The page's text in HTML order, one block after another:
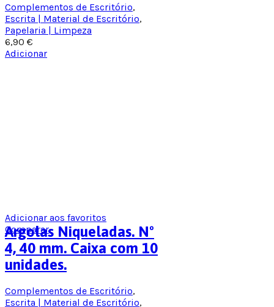
Complementos de Escritório,
Escrita | Material de Escritório,
Papelaria | Limpeza
6,90 €
Adicionar
Adicionar aos favoritos
Comparar
Argolas Niqueladas. Nº
4, 40 mm. Caixa com 10
unidades.
Complementos de Escritório,
Escrita | Material de Escritório,